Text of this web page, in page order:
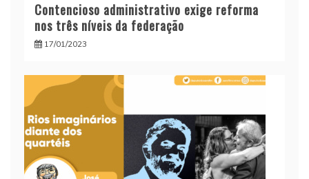
Contencioso administrativo exige reforma
nos três níveis da federação
17/01/2023